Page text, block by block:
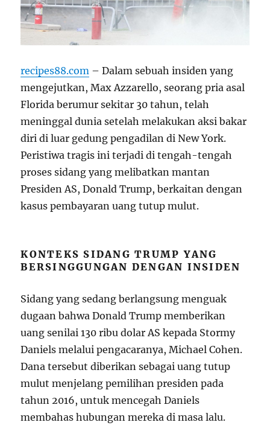
recipes88.com – Dalam sebuah insiden yang
mengejutkan, Max Azzarello, seorang pria asal
Florida berumur sekitar 30 tahun, telah
meninggal dunia setelah melakukan aksi bakar
diri di luar gedung pengadilan di New York.
Peristiwa tragis ini terjadi di tengah-tengah
proses sidang yang melibatkan mantan
Presiden AS, Donald Trump, berkaitan dengan
kasus pembayaran uang tutup mulut.
KONTEKS SIDANG TRUMP YANG
BERSINGGUNGAN DENGAN INSIDEN
Sidang yang sedang berlangsung menguak
dugaan bahwa Donald Trump memberikan
uang senilai 130 ribu dolar AS kepada Stormy
Daniels melalui pengacaranya, Michael Cohen.
Dana tersebut diberikan sebagai uang tutup
mulut menjelang pemilihan presiden pada
tahun 2016, untuk mencegah Daniels
membahas hubungan mereka di masa lalu.